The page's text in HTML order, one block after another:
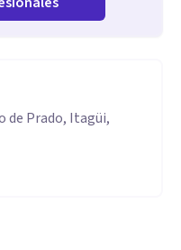
de Prado, Itagüi,